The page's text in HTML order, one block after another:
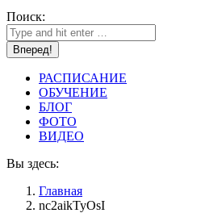
Поиск:
РАСПИСАНИЕ
ОБУЧЕНИЕ
БЛОГ
ФОТО
ВИДЕО
Вы здесь:
Главная
nc2aikTyOsI